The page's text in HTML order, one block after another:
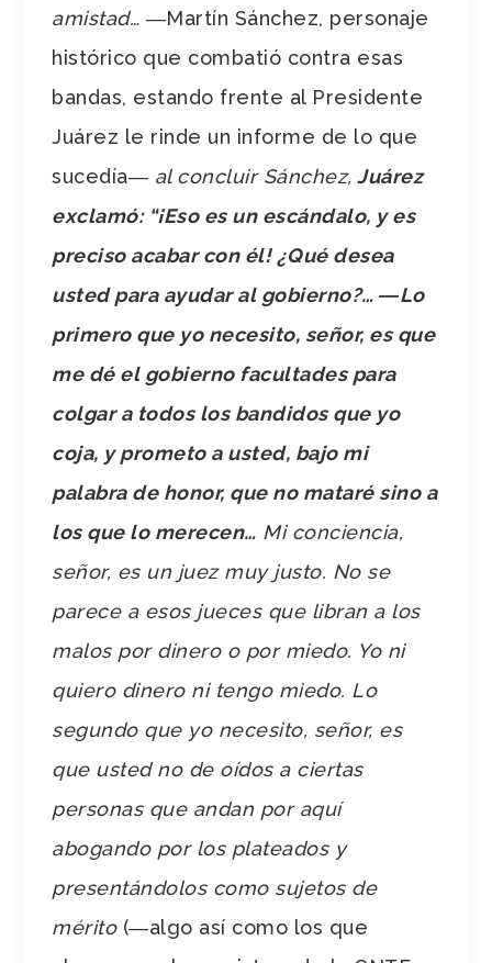
amistad… ―Martín Sánchez, personaje
histórico que combatió contra esas
bandas, estando frente al Presidente
Juárez le rinde un informe de lo que
sucedía― al concluir Sánchez, Juárez
exclamó: “¡Eso es un escándalo, y es
preciso acabar con él! ¿Qué desea
usted para ayudar al gobierno?… ―Lo
primero que yo necesito, señor, es que
me dé el gobierno facultades para
colgar a todos los bandidos que yo
coja, y prometo a usted, bajo mi
palabra de honor, que no mataré sino a
los que lo merecen… Mi conciencia,
señor, es un juez muy justo. No se
parece a esos jueces que libran a los
malos por dinero o por miedo. Yo ni
quiero dinero ni tengo miedo. Lo
segundo que yo necesito, señor, es
que usted no de oídos a ciertas
personas que andan por aquí
abogando por los plateados y
presentándolos como sujetos de
mérito(―algo así como los que